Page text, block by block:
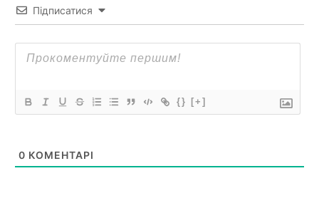
Підписатися
{} [+]
0 КОМЕНТАРІ